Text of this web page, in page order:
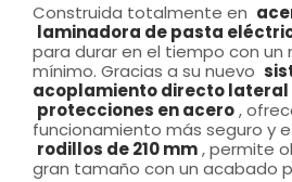
Construida totalmente en
laminadora de pasta
para durar en el tiempo con
mínimo. Gracias a su nuevo
acoplamiento directo lateral
protecciones en acero,
funcionamiento más seguro y
rodillos de 210 mm, permite
gran tamaño con un acabado